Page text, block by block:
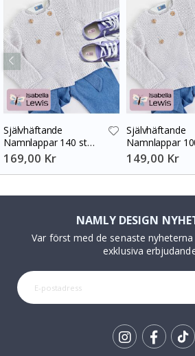
Självhäftande
Namnlappar 140 st
30x13 mm
169,00 Kr
Självhäftande
Namnlappar
30x13 mm
149,00 Kr
NAMLY DESIGN
Var först med de senaste
exklusiva